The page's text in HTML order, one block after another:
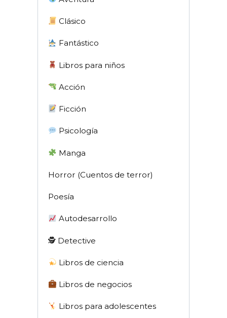
Clásico
Fantástico
Libros para niños
Acción
Ficción
Psicología
Manga
Horror (Cuentos de terror)
Poesía
Autodesarrollo
🕵 Detective
Libros de ciencia
Libros de negocios
Libros para adolescentes